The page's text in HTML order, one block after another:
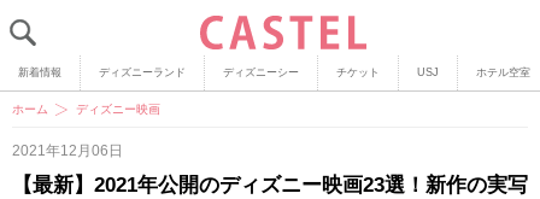
新着情報 ディズニーランド ディズニーシー チケット USJ ホテル空室
ホーム ディズニー映画
2021年12月06日
【最新】2021年公開のディズニー映画23選！新作の実写